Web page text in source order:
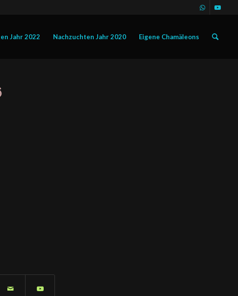
Jahr 2022 Nachzuchten Jahr 2020 Eigene Chamäleons